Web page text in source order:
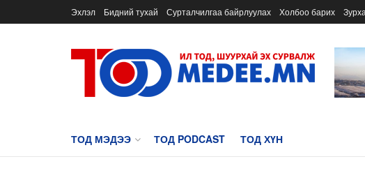
Эхлэл Бидний тухай Сурталчилгаа байрлуулах Холбоо барих
ТОД МЭДЭЭ ТОД PODCAST ТОД ХҮН